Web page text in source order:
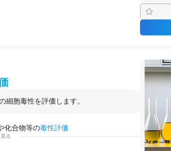
細胞毒性を評価します。
化合物等の毒性評価
る